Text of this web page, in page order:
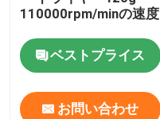
110000rpm/minの速度
ベストプライス
お問い合わせ